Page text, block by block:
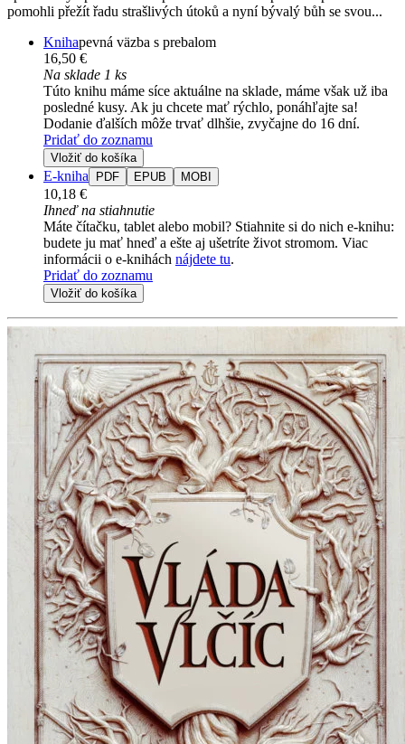
pomohli přežít řadu strašlivých útoků a nyní bývalý bůh se svou...
Knihapevná väzba s prebalom
16,50 €
Na sklade 1 ks
Túto knihu máme síce aktuálne na sklade, máme však už iba
posledné kusy. Ak ju chcete mať rýchlo, ponáhľajte sa!
Dodanie ďalších môže trvať dlhšie, zvyčajne do 16 dní.
Pridať do zoznamu
Vložiť do košíka
E-kniha PDF EPUB MOBI
10,18 €
Ihneď na stiahnutie
Máte čítačku, tablet alebo mobil? Stiahnite si do nich e-knihu:
budete ju mať hneď a ešte aj ušetríte život stromom. Viac
informácii o e-knihách nájdete tu.
Pridať do zoznamu
Vložiť do košíka